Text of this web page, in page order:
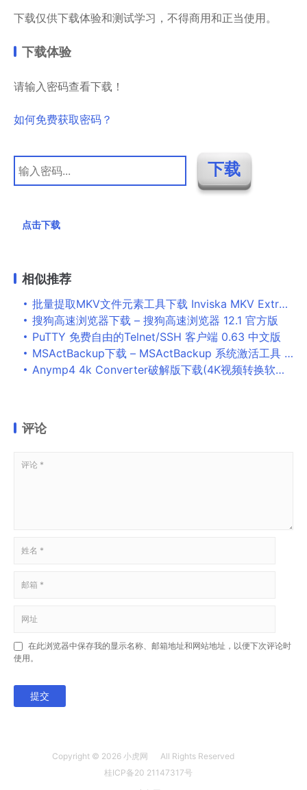
下载仅供下载体验和测试学习，不得商用和正当使用。
下载体验
请输入密码查看下载！
如何免费获取密码？
点击下载
相似推荐
批量提取MKV文件元素工具下载 Inviska MKV Extract(MKV文件信息提取器) v10.0 多语安装版(附安装教程)
搜狗高速浏览器下载 – 搜狗高速浏览器 12.1 官方版
PuTTY 免费自由的Telnet/SSH 客户端 0.63 中文版
MSActBackup下载 – MSActBackup 系统激活工具 1.2.6 汉化便携版
Anymp4 4k Converter破解版下载(4K视频转换软件)-Anymp4 4k Converter破解版中文版v7.2.30 免费下载
评论
在此浏览器中保存我的显示名称、邮箱地址和网站地址，以便下次评论时
使用。
提交
Copyright © 2026 小虎网
All Rights Reserved
桂ICP备20 21147317号